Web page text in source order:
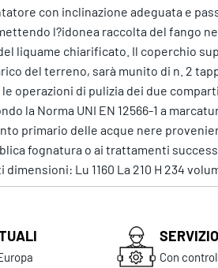
con inclinazione adeguata e
l?idonea raccolta del fango
liquame chiarificato. Il coperchio
del terreno, sarà munito di n. 2
operazioni di pulizia dei due
la Norma UNI EN 12566-1 a
primario delle acque nere
fognatura o ai trattamenti
Lu 1160 La 210 H 234
Con